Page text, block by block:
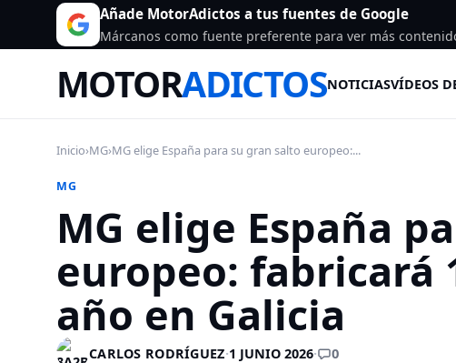
Añade MotorAdictos a tus fuentes de Google
Márcanos como fuente preferente para ver más
MOTORADICTOSNOTICIASVÍDEOS
Inicio›MG›MG elige España para su gran salto europeo:...
MG
MG elige España
europeo: fabricará
año en Galicia
CARLOS RODRÍGUEZ·1 JUNIO 2026· 0